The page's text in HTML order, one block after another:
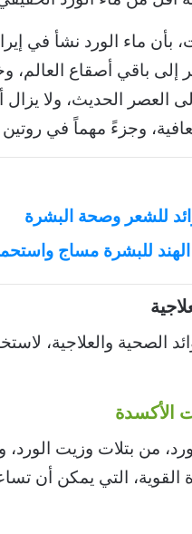
بأن ماء الورد نشأ في
إلى باقي أصقاع
العصر الحديث، ولا يزال
وجزءً مهماً في روتين
للشعر وصحة البشرة
للبشرة مساج
الصحية والعلاجية،
الأكسدة
من بتلات وزيت
التي يمكن أن